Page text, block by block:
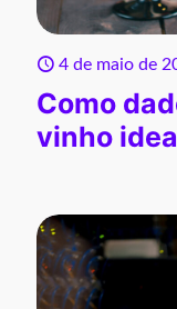
4 de maio de
Como
vinho